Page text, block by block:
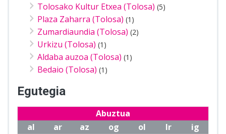
Tolosako Kultur Etxea (Tolosa) (5)
Plaza Zaharra (Tolosa) (1)
Zumardiaundia (Tolosa) (2)
Urkizu (Tolosa) (1)
Aldaba auzoa (Tolosa) (1)
Bedaio (Tolosa) (1)
Egutegia
Abuztua
al
ar az og ol lr
ig